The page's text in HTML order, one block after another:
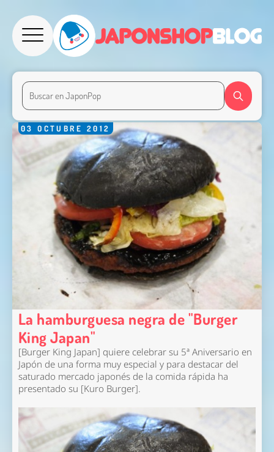
03 OCTUBRE 2012
La hamburguesa negra de "Burger
King Japan"
[Burger King Japan] quiere celebrar su 5ª Aniversario en
Japón de una forma muy especial y para destacar del
saturado mercado japonés de la comida rápida ha
presentado su [Kuro Burger].